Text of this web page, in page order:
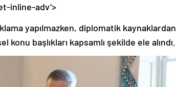
başlıkları kapsamlı şekilde ele alındı.